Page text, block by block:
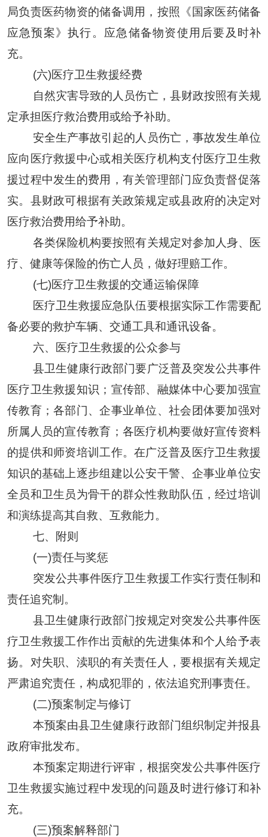
局负责医药物资的储备调用 ，按照
《国家医药储备
应急预案》执行。应急储备物资使用后要及时补
充。
(六)医疗卫生救援经费
自然灾害导致的人员伤亡， 县财政按照有关规
定承担医疗救治费用或给予补助。
安全生产事故引起的人员伤亡，事故发生单位
应向医疗救援中心或相关医疗机构支付医疗卫生救
援过程中发生的费用，有关管理部门应负责督促落
实。 县财政可根据有关政策规定或县政府的决定对
医疗救治费用给予补助。
各类保险机构要按照有关规定对参加人身、医
疗、健康等保险的伤亡人员，做好理赔工作。
(七)医疗卫生救援的交通运输保障
医疗卫生救援应急队伍要根据实际工作需要配
备必要的救护车辆、交通工具和通讯设备。
六、医疗卫生救援的公众参与
县卫生健康行政部门要广泛普及突发公共事件
医疗卫生救援知识； 宣传部、融媒体中心要加强宣
传教育；各部门、企事业单位、社会团体要加强对
所属人员的宣传教育；各医疗机构要做好宣传资料
的提供和师资培训工作。在广泛普及医疗卫生救援
知识的基础上逐步组建以公安干警、企事业单位安
全员和卫生员为骨干的群众性救助队伍 ，经过培训
和演练提高其自救、互救能力。
七、附则
(一)责任与奖惩
突发公共事件医疗卫生救援工作实行责任制和
责任追究制。
县卫生健康行政部门按规定对突发公共事件医
疗卫生救援工作作出贡献的先进集体和个人给予表
扬。对失职、渎职的有关责任人，要根据有关规定
严肃追究责任，构成犯罪的，依法追究刑事责任。
(二)预案制定与修订
本预案由县卫生健康行政部门组织制定并报县
政府审批发布。
本预案定期进行评审，根据突发公共事件医疗
卫生救援实施过程中发现的问题及时进行修订和补
充。
(三)预案解释部门